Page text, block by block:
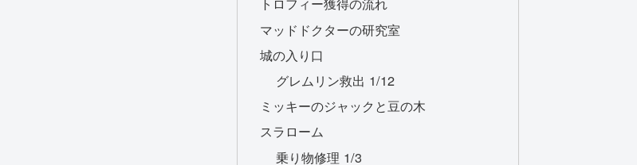
マッドドクターの研究室
城の入り口
グレムリン救出 1/12
ミッキーのジャックと豆の木
スラローム
乗り物修理 1/3